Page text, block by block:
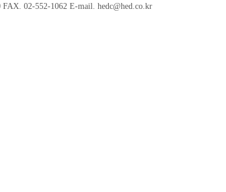
02-552-1062 E-mail. hedc@hed.co.kr